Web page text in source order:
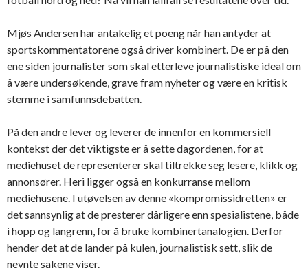
Mjøs Andersen har antakelig et poeng når han antyder at
sportskommentatorene også driver kombinert. De er på den
ene siden journalister som skal etterleve journalistiske ideal om
å være undersøkende, grave fram nyheter og være en kritisk
stemme i samfunnsdebatten.
På den andre lever og leverer de innenfor en kommersiell
kontekst der det viktigste er å sette dagordenen, for at
mediehuset de representerer skal tiltrekke seg lesere, klikk og
annonsører. Heri ligger også en konkurranse mellom
mediehusene. I utøvelsen av denne «kompromissidretten» er
det sannsynlig at de presterer dårligere enn spesialistene, både
i hopp og langrenn, for å bruke kombinertanalogien. Derfor
hender det at de lander på kulen, journalistisk sett, slik de
nevnte sakene viser.